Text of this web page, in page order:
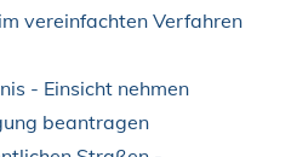
vereinfachten Verfahren
- Einsicht nehmen
beantragen